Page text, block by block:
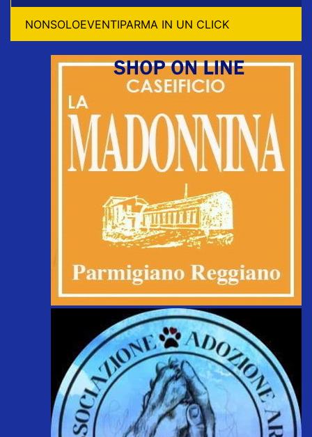
NONSOLOEVENTIPARMA IN UN CLICK